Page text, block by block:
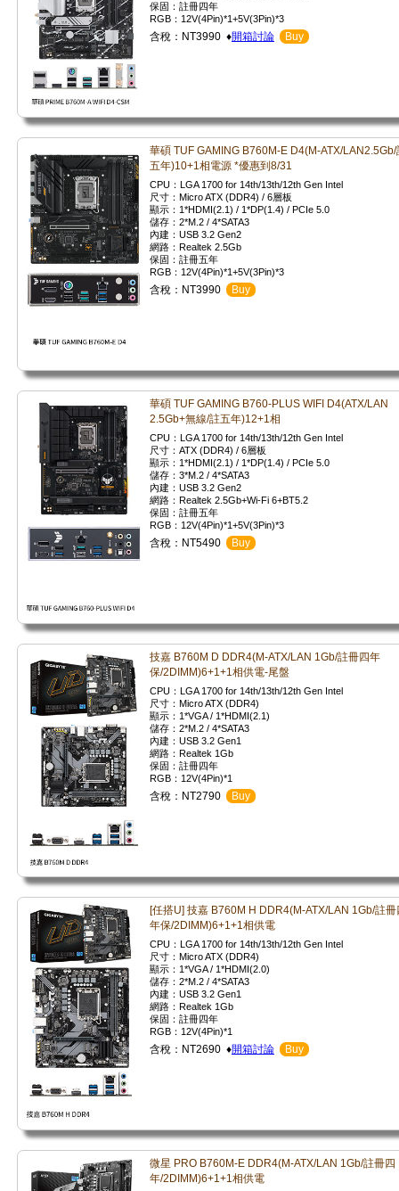
保固：註冊四年
RGB：12V(4Pin)*1+5V(3Pin)*3
含稅：NT3990 ♦開箱討論 Buy
華碩 TUF GAMING B760M-E D4(M-ATX/LAN2.5Gb/
五年)10+1相電源 *優惠到8/31
CPU：LGA 1700 for 14th/13th/12th Gen Intel
尺寸：Micro ATX (DDR4) / 6層板
顯示：1*HDMI(2.1) / 1*DP(1.4) / PCIe 5.0
儲存：2*M.2 / 4*SATA3
內建：USB 3.2 Gen2
網路：Realtek 2.5Gb
保固：註冊五年
RGB：12V(4Pin)*1+5V(3Pin)*3
含稅：NT3990 Buy
華碩 TUF GAMING B760-PLUS WIFI D4(ATX/LAN
2.5Gb+無線/註五年)12+1相
CPU：LGA 1700 for 14th/13th/12th Gen Intel
尺寸：ATX (DDR4) / 6層板
顯示：1*HDMI(2.1) / 1*DP(1.4) / PCIe 5.0
儲存：3*M.2 / 4*SATA3
內建：USB 3.2 Gen2
網路：Realtek 2.5Gb+Wi-Fi 6+BT5.2
保固：註冊五年
RGB：12V(4Pin)*1+5V(3Pin)*3
含稅：NT5490 Buy
技嘉 B760M D DDR4(M-ATX/LAN 1Gb/註冊四年
保/2DIMM)6+1+1相供電-尾盤
CPU：LGA 1700 for 14th/13th/12th Gen Intel
尺寸：Micro ATX (DDR4)
顯示：1*VGA / 1*HDMI(2.1)
儲存：2*M.2 / 4*SATA3
內建：USB 3.2 Gen1
網路：Realtek 1Gb
保固：註冊四年
RGB：12V(4Pin)*1
含稅：NT2790 Buy
[任搭U] 技嘉 B760M H DDR4(M-ATX/LAN 1Gb/註冊
年保/2DIMM)6+1+1相供電
CPU：LGA 1700 for 14th/13th/12th Gen Intel
尺寸：Micro ATX (DDR4)
顯示：1*VGA / 1*HDMI(2.0)
儲存：2*M.2 / 4*SATA3
內建：USB 3.2 Gen1
網路：Realtek 1Gb
保固：註冊四年
RGB：12V(4Pin)*1
含稅：NT2690 ♦開箱討論 Buy
微星 PRO B760M-E DDR4(M-ATX/LAN 1Gb/註冊四
年/2DIMM)6+1+1相供電